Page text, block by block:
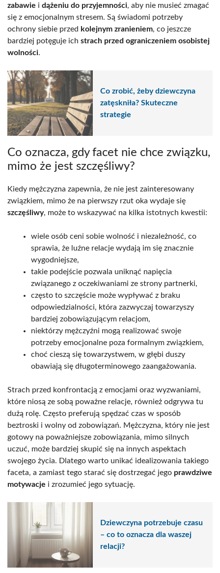
zabawie i dążeniu do przyjemności, aby nie musieć zmagać
się z emocjonalnym stresem. Są świadomi potrzeby
ochrony siebie przed kolejnym zranieniem, co jeszcze
bardziej potęguje ich strach przed ograniczeniem osobistej
wolności.
Co zrobić, żeby dziewczyna
zatęskniła? Skuteczne
strategie
Co oznacza, gdy facet nie chce związku,
mimo że jest szczęśliwy?
Kiedy mężczyzna zapewnia, że nie jest zainteresowany
związkiem, mimo że na pierwszy rzut oka wydaje się
szczęśliwy, może to wskazywać na kilka istotnych kwestii:
wiele osób ceni sobie wolność i niezależność, co
sprawia, że luźne relacje wydają im się znacznie
wygodniejsze,
takie podejście pozwala uniknąć napięcia
związanego z oczekiwaniami ze strony partnerki,
często to szczęście może wypływać z braku
odpowiedzialności, która zazwyczaj towarzyszy
bardziej zobowiązującym relacjom,
niektórzy mężczyźni mogą realizować swoje
potrzeby emocjonalne poza formalnym związkiem,
choć cieszą się towarzystwem, w głębi duszy
obawiają się długoterminowego zaangażowania.
Strach przed konfrontacją z emocjami oraz wyzwaniami,
które niosą ze sobą poważne relacje, również odgrywa tu
dużą rolę. Często preferują spędzać czas w sposób
beztroski i wolny od zobowiązań. Mężczyzna, który nie jest
gotowy na poważniejsze zobowiązania, mimo silnych
uczuć, może bardziej skupić się na innych aspektach
swojego życia. Dlatego warto unikać idealizowania takiego
faceta, a zamiast tego starać się dostrzegać jego prawdziwe
motywacje i zrozumieć jego sytuację.
Dziewczyna potrzebuje czasu
– co to oznacza dla waszej
relacji?